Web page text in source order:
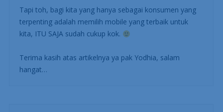
Tapi toh, bagi kita yang hanya sebagai konsumen yang
terpenting adalah memilih mobile yang terbaik untuk
kita, ITU SAJA sudah cukup kok.
Terima kasih atas artikelnya ya pak Yodhia, salam
hangat…